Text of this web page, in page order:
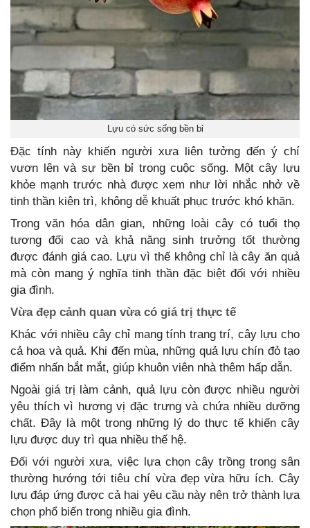
Lựu có sức sống bền bỉ
Đặc tính này khiến người xưa liên tưởng đến ý chí
vươn lên và sự bền bỉ trong cuộc sống. Một cây lựu
khỏe mạnh trước nhà được xem như lời nhắc nhở về
tinh thần kiên trì, không dễ khuất phục trước khó khăn.
Trong văn hóa dân gian, những loài cây có tuổi thọ
tương đối cao và khả năng sinh trưởng tốt thường
được đánh giá cao. Lựu vì thế không chỉ là cây ăn quả
mà còn mang ý nghĩa tinh thần đặc biệt đối với nhiều
gia đình.
Vừa đẹp cảnh quan vừa có giá trị thực tế
Khác với nhiều cây chỉ mang tính trang trí, cây lựu cho
cả hoa và quả. Khi đến mùa, những quả lựu chín đỏ tạo
điểm nhấn bắt mắt, giúp khuôn viên nhà thêm hấp dẫn.
Ngoài giá trị làm cảnh, quả lựu còn được nhiều người
yêu thích vì hương vị đặc trưng và chứa nhiều dưỡng
chất. Đây là một trong những lý do thực tế khiến cây
lựu được duy trì qua nhiều thế hệ.
Đối với người xưa, việc lựa chọn cây trồng trong sân
thường hướng tới tiêu chí vừa đẹp vừa hữu ích. Cây
lựu đáp ứng được cả hai yêu cầu này nên trở thành lựa
chọn phổ biến trong nhiều gia đình.